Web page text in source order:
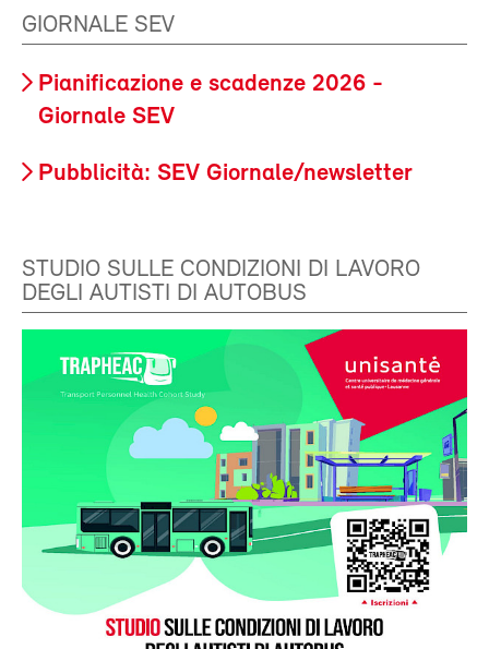
GIORNALE SEV
Pianificazione e scadenze 2026 -
Giornale SEV
Pubblicità: SEV Giornale/newsletter
STUDIO SULLE CONDIZIONI DI LAVORO
DEGLI AUTISTI DI AUTOBUS